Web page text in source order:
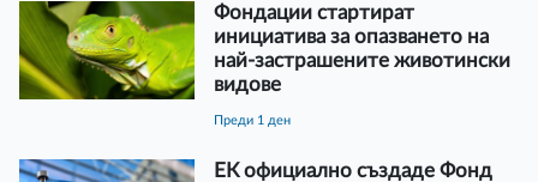
Фондации стартират
инициатива за опазването на
най-застрашените животински
видове
преди 1 ден
ЕК официално създаде Фонд